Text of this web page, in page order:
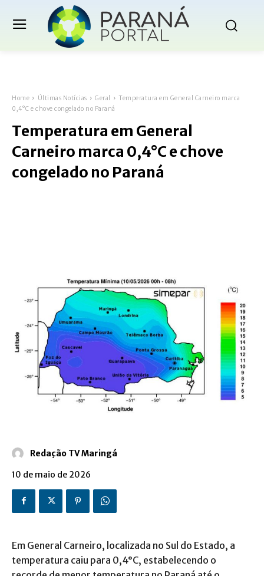
Home Últimas Notícias Geral
Temperatura em General Carneiro marca
0,4°C e chove congelado no Paraná
Temperatura em General
Carneiro marca 0,4°C e chove
congelado no Paraná
Redação TV Maringá
10 de maio de 2026
Em General Carneiro, localizada no Sul do Estado, a
temperatura caiu para 0,4°C, estabelecendo o